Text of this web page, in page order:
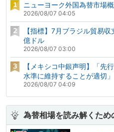
ニューヨーク外国為替市場
2026/08/07 04:05
【指標】7月ブラジル貿易
億ドル
2026/08/07 03:00
【メキシコ中銀声明】「先
水準に維持することが適切」
2026/08/07 04:09
為替相場を読み解くため